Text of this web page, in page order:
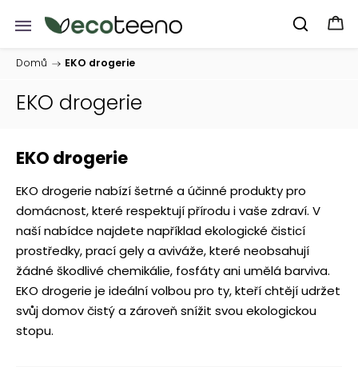
Domů / EKO drogerie
EKO drogerie
EKO drogerie
EKO drogerie nabízí šetrné a účinné produkty pro
domácnost, které respektují přírodu i vaše zdraví. V
naší nabídce najdete například ekologické čisticí
prostředky, prací gely a aviváže, které neobsahují
žádné škodlivé chemikálie, fosfáty ani umělá barviva.
EKO drogerie je ideální volbou pro ty, kteří chtějí udržet
svůj domov čistý a zároveň snížit svou ekologickou
stopu.